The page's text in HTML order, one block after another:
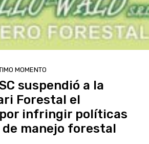
MOMENTO
suspendió a la
Forestal el
infringir políticas
manejo forestal